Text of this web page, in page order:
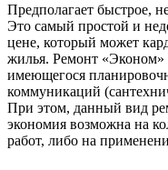
Предполагает быстрое,
Это самый простой и
цене, который может
жилья. Ремонт «Эконом»
имеющегося
коммуникаций
При этом, данный вид
экономия возможна на
работ, либо на